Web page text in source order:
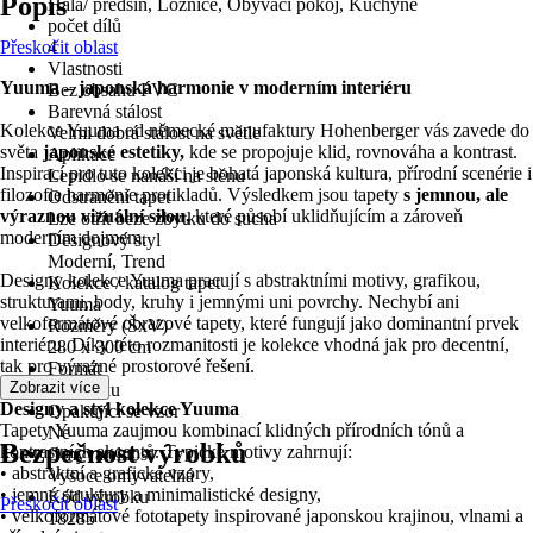
Hala/ předsíň, Ložnice, Obývací pokoj, Kuchyně
počet dílů
4
Vlastnosti
Bez obsahu PVC
Barevná stálost
Velmi dobrá stálost na světle
Aplikace
Lepidlo se nanáší na stěnu
Odstranění tapet
Lze otřít beze zbytku do sucha
Designový styl
Moderní, Trend
Kolekce / katalog tapet
Yuuma
Rozměry (ŠxV)
280 x 300 cm
Formát
Na výšku
Opakující se vzor
Ne
Omyvatelnost
Vysoce omyvatelná
Kód výrobku
18285
Přeskočit oblast
Yuuma – japonská harmonie v moderním interiéru
Kolekce Yuuma od německé manufaktury Hohenberger vás zavede do
světa japonské estetiky, kde se propojuje klid, rovnováha a kontrast.
Inspirací pro tuto kolekci je bohatá japonská kultura, přírodní scenérie i
filozofie harmonie protikladů. Výsledkem jsou tapety s jemnou, ale
výraznou vizuální silou,které působí uklidňujícím a zároveň
moderním dojmem.
Designy kolekce Yuuma pracují s abstraktními motivy, grafikou,
strukturami, body, kruhy i jemnými uni povrchy. Nechybí ani
velkoformátové obrazové tapety, které fungují jako dominantní prvek
interiéru. Díky této rozmanitosti je kolekce vhodná jak pro decentní,
tak pro výrazné prostorové řešení.
Designy a styl kolekce Yuuma
Tapety Yuuma zaujmou kombinací klidných přírodních tónů a
kontrastních akcentů. Typické motivy zahrnují:
• abstraktní a grafické vzory,
• jemné struktury a minimalistické designy,
• velkoformátové fototapety inspirované japonskou krajinou, vlnami a
Zobrazit více
Bezpečnost výrobků
Přeskočit oblast